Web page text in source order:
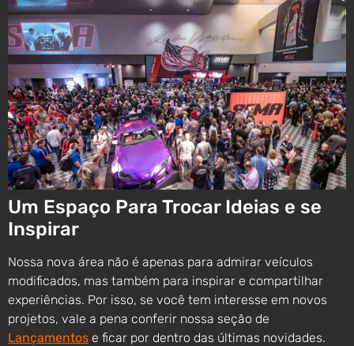
Um Espaço Para Trocar Ideias e se
Inspirar
Nossa nova área não é apenas para admirar veículos
modificados, mas também para inspirar e compartilhar
experiências. Por isso, se você tem interesse em novos
projetos, vale a pena conferir nossa seção de
Lançamentos e ficar por dentro das últimas novidades.